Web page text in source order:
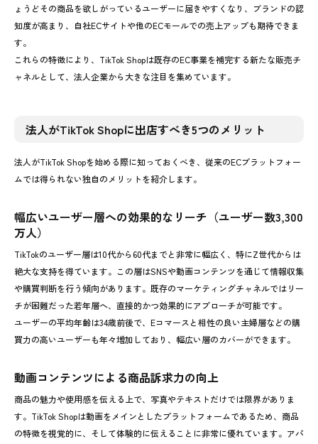
ょうどその商品を欲しがっているユーザーに届きやすくなり、ブランドの認
知度が高まり、自社ECサイトや他のECモールでの売上アップも期待できま
す。
これらの特徴により、TikTok Shopは既存のEC事業を補完する新たな販売チ
ャネルとして、法人企業から大きな注目を集めています。
法人がTikTok Shopに出店すべき5つのメリット
法人がTikTok Shopを始める際に知っておくべき、従来のECプラットフォー
ムでは得られない独自のメリットを紹介します。
幅広いユーザー層への効果的なリーチ（ユーザー数3,300
万人）
TikTokのユーザー層は10代から60代までと非常に幅広く、特にZ世代からは
絶大な支持を得ています。この層はSNSや動画コンテンツを通じて情報収集
や購買判断を行う傾向があります。既存のマーケティングチャネルではリー
チが困難だった若年層へ、直接的かつ効果的にアプローチが可能です。
ユーザーの平均年齢は34歳前後で、Eコマースと相性の良い主婦層などの購
買力の高いユーザーも年々増加しており、幅広い層のカバーができます。
動画コンテンツによる商品訴求力の向上
商品の魅力や使用感を伝える上で、写真やテキストだけでは限界がありま
す。TikTok Shopは動画をメインとしたプラットフォームであるため、商品
の特徴を視覚的に、そして体験的に伝えることに非常に優れています。アパ